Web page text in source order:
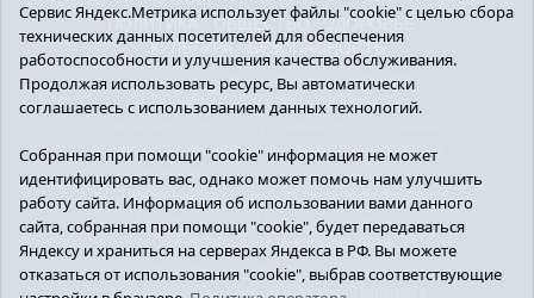
ПОЛИТИКА ОБЩЕСТВО
ЗДОРОВЬЕ
КУЛЬТУРА
БЕЗОПАСНОСТЬ
16+ © 2018 Сорокинский район в деталях.
Новости Сорокинского района
редактор - Королюк Елена Анатольевна, e-mail:
znamenka@inbox.ru, тел.: 8(34550)2-27-30
Регистрационный номер СМИ Эл №ФС77-69142
от 24 марта 2017 г., выданное Федеральной
службой по надзору в сфере связи,
информационных технологий и массовых
коммуникаций (Роскомнадзор).
Сервис Яндекс.Метрика использует файлы "cookie" с целью сбора
технических данных посетителей для обеспечения
работоспособности и улучшения качества обслуживания.
Продолжая использовать ресурс, Вы автоматически
соглашаетесь с использованием данных технологий.
Собранная при помощи "cookie" информация не может
идентифицировать вас, однако может помочь нам улучшить
работу сайта. Информация об использовании вами данного
сайта, собранная при помощи "cookie", будет передаваться
Яндексу и храниться на серверах Яндекса в РФ. Вы можете
отказаться от использования "cookie", выбрав соответствующие